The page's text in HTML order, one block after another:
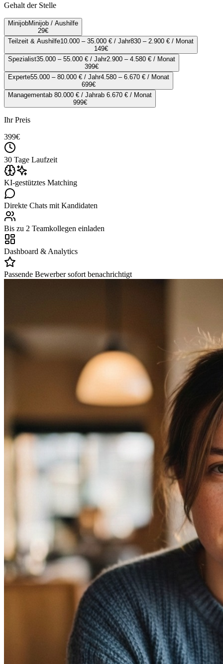
Gehalt der Stelle
MinijobMinijob / Aushilfe
29€
Teilzeit & Aushilfe10.000 – 35.000 € / Jahr830 – 2.900 € / Monat
149€
Spezialist35.000 – 55.000 € / Jahr2.900 – 4.580 € / Monat
399€
Experte55.000 – 80.000 € / Jahr4.580 – 6.670 € / Monat
699€
Managementab 80.000 € / Jahrab 6.670 € / Monat
999€
Ihr Preis
399€
30 Tage Laufzeit
KI-gestütztes Matching
Direkte Chats mit Kandidaten
Bis zu 2 Teamkollegen einladen
Dashboard & Analytics
Passende Bewerber sofort benachrichtigt